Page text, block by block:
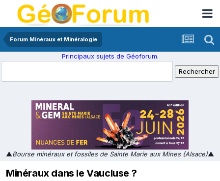
Forum Minéraux et Minéralogie
Principaux sujets de Géoforum.
▲Bourse minéraux et fossiles de Sainte Marie aux Mines (Alsace)▲
Minéraux dans le Vaucluse ?